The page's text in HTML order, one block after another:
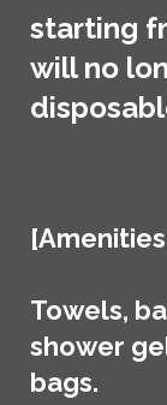
starting
will no
Towels,
shower
bags.